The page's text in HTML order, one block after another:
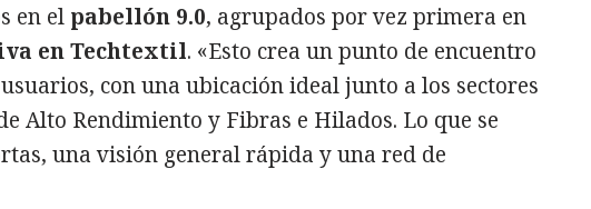
en el pabellón 9.0, agrupados por vez primera en
en Techtextil. «Esto crea un punto de encuentro
con una ubicación ideal junto a los sectores
Alto Rendimiento y Fibras e Hilados. Lo que se
una visión general rápida y una red de